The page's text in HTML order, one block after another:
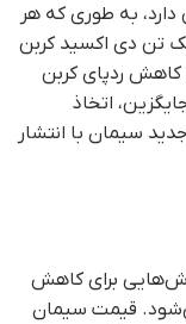
به طوری که هر
تن دی اکسید کربن
ردپای کربن
اتخاذ
سیمان با انتشار
برای کاهش
می‌شود. قیمت سیمان